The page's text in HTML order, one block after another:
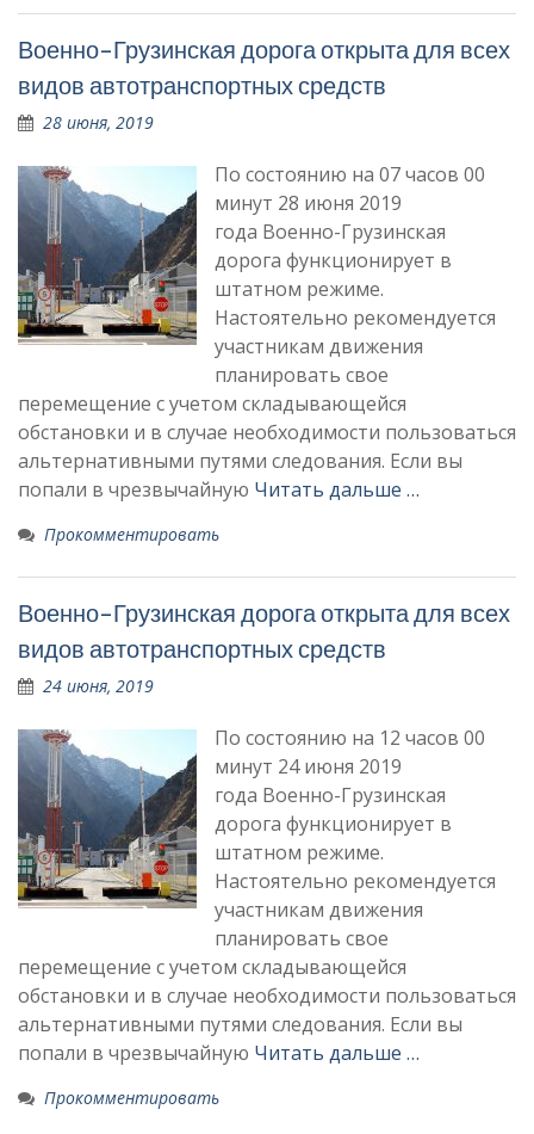
Военно-Грузинская дорога открыта для всех
видов автотранспортных средств
28 июня, 2019
По состоянию на 07 часов 00
минут 28 июня 2019
года Военно-Грузинская
дорога функционирует в
штатном режиме.
Настоятельно рекомендуется
участникам движения
планировать свое
перемещение с учетом складывающейся
обстановки и в случае необходимости пользоваться
альтернативными путями следования. Если вы
попали в чрезвычайную Читать дальше …
Прокомментировать
Военно-Грузинская дорога открыта для всех
видов автотранспортных средств
24 июня, 2019
По состоянию на 12 часов 00
минут 24 июня 2019
года Военно-Грузинская
дорога функционирует в
штатном режиме.
Настоятельно рекомендуется
участникам движения
планировать свое
перемещение с учетом складывающейся
обстановки и в случае необходимости пользоваться
альтернативными путями следования. Если вы
попали в чрезвычайную Читать дальше …
Прокомментировать